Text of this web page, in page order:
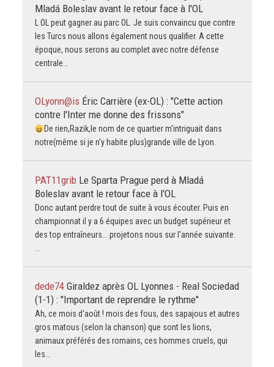
Mladá Boleslav avant le retour face à l'OL
L OL peut gagner au parc OL. Je suis convaincu que contre
les Turcs nous allons également nous qualifier. A cette
époque, nous serons au complet avec notre défense
centrale…
OLyonn@is Éric Carrière (ex-OL) : "Cette action
contre l'Inter me donne des frissons"
De rien,Razik,le nom de ce quartier m'intriguait dans
notre(même si je n'y habite plus)grande ville de Lyon.
PAT11grib Le Sparta Prague perd à Mladá
Boleslav avant le retour face à l'OL
Donc autant perdre tout de suite à vous écouter. Puis en
championnat il y a 6 équipes avec un budget supérieur et
des top entraîneurs... projetons nous sur l'année suivante.
…
dede74 Giraldez après OL Lyonnes - Real Sociedad
(1-1) : "Important de reprendre le rythme"
Ah, ce mois d'août ! mois des fous, des sapajous et autres
gros matous (selon la chanson) que sont les lions,
animaux préférés des romains, ces hommes cruels, qui
les…